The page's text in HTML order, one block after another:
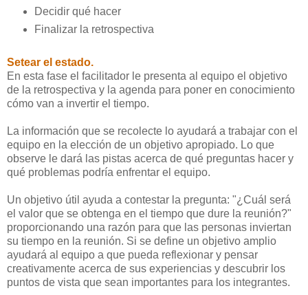
Decidir qué hacer
Finalizar la retrospectiva
Setear el estado.
En esta fase el facilitador le presenta al equipo el objetivo
de la retrospectiva y la agenda para poner en conocimiento
cómo van a invertir el tiempo.
La información que se recolecte lo ayudará a trabajar con el
equipo en la elección de un objetivo apropiado. Lo que
observe le dará las pistas acerca de qué preguntas hacer y
qué problemas podría enfrentar el equipo.
Un objetivo útil ayuda a contestar la pregunta: "¿Cuál será
el valor que se obtenga en el tiempo que dure la reunión?"
proporcionando una razón para que las personas inviertan
su tiempo en la reunión. Si se define un objetivo amplio
ayudará al equipo a que pueda reflexionar y pensar
creativamente acerca de sus experiencias y descubrir los
puntos de vista que sean importantes para los integrantes.